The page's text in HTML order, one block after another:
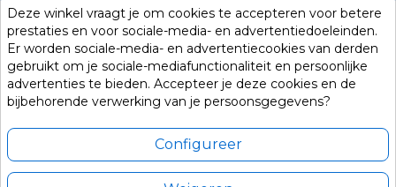
Deze winkel vraagt je om cookies te accepteren voor betere
prestaties en voor sociale-media- en advertentiedoeleinden.
Er worden sociale-media- en advertentiecookies van derden
gebruikt om je sociale-mediafunctionaliteit en persoonlijke
advertenties te bieden. Accepteer je deze cookies en de
bijbehorende verwerking van je persoonsgegevens?
Configureer